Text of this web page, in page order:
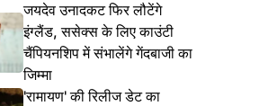
जयदेव उनादकट फिर लौटेंगे
इंग्लैंड, ससेक्स के लिए काउंटी
चैंपियनशिप में संभालेंगे गेंदबाजी का
जिम्मा
'रामायण' की रिलीज डेट का